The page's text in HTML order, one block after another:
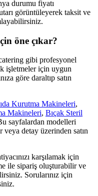
durumu fiyatı
görüntüleyerek taksit ve
öne çıkar?
gibi profesyonel
işletmeler için uygun
göre daraltıp satın
Kurutma Makineleri,
Makineleri, Bıçak Steril
sayfalardan modelleri
veya detay üzerinden satın
karşılamak için
ile sipariş oluşturabilir ve
Sorularınız için